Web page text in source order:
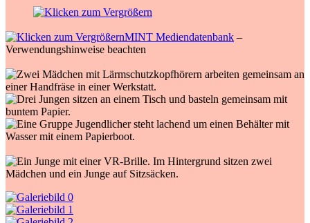
MINT Mediendatenbank –
Verwendungshinweise beachten